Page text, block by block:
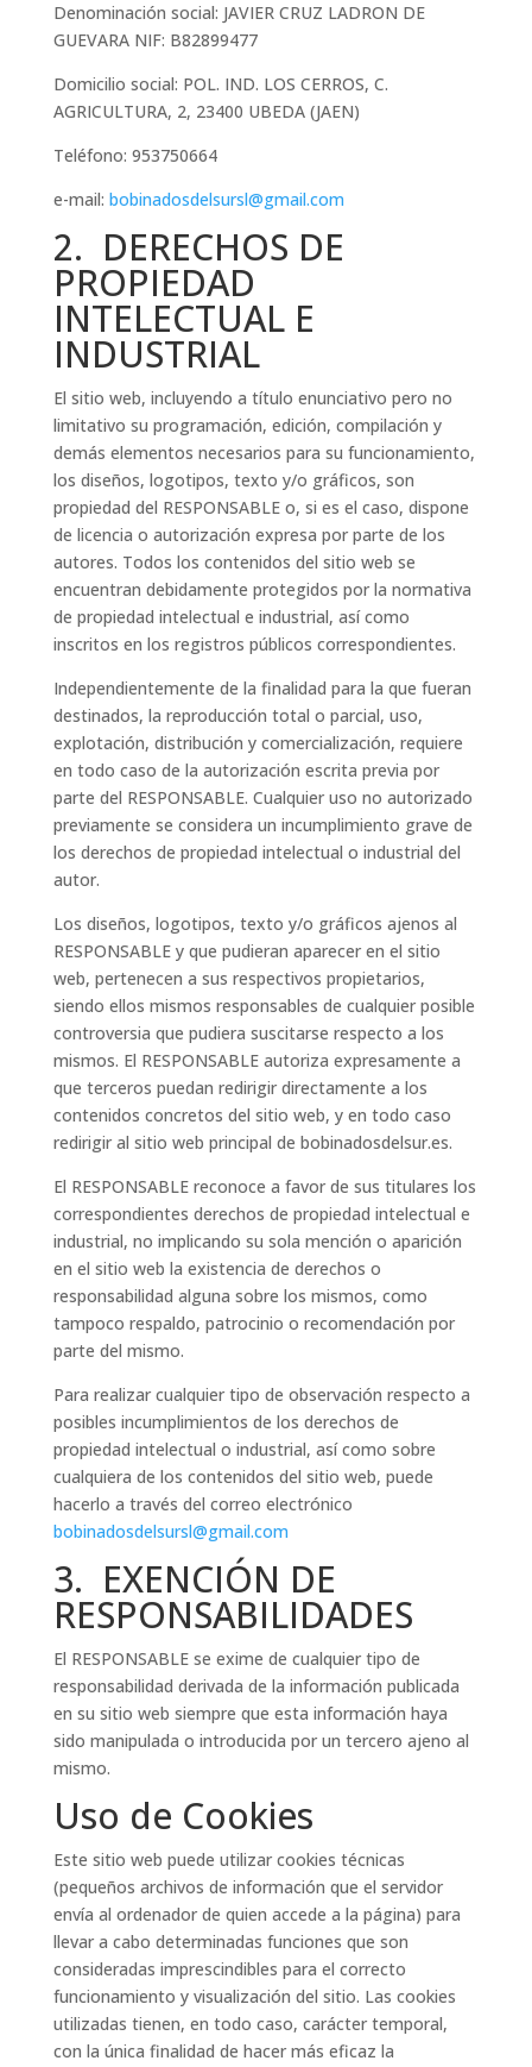
Denominación social: JAVIER CRUZ LADRON DE
GUEVARA NIF: B82899477
Domicilio social: POL. IND. LOS CERROS, C.
AGRICULTURA, 2, 23400 UBEDA (JAEN)
Teléfono: 953750664
e-mail: bobinadosdelsursl@gmail.com
2. DERECHOS DE
PROPIEDAD
INTELECTUAL E
INDUSTRIAL
El sitio web, incluyendo a título enunciativo pero no
limitativo su programación, edición, compilación y
demás elementos necesarios para su funcionamiento,
los diseños, logotipos, texto y/o gráficos, son
propiedad del RESPONSABLE o, si es el caso, dispone
de licencia o autorización expresa por parte de los
autores. Todos los contenidos del sitio web se
encuentran debidamente protegidos por la normativa
de propiedad intelectual e industrial, así como
inscritos en los registros públicos correspondientes.
Independientemente de la finalidad para la que fueran
destinados, la reproducción total o parcial, uso,
explotación, distribución y comercialización, requiere
en todo caso de la autorización escrita previa por
parte del RESPONSABLE. Cualquier uso no autorizado
previamente se considera un incumplimiento grave de
los derechos de propiedad intelectual o industrial del
autor.
Los diseños, logotipos, texto y/o gráficos ajenos al
RESPONSABLE y que pudieran aparecer en el sitio
web, pertenecen a sus respectivos propietarios,
siendo ellos mismos responsables de cualquier posible
controversia que pudiera suscitarse respecto a los
mismos. El RESPONSABLE autoriza expresamente a
que terceros puedan redirigir directamente a los
contenidos concretos del sitio web, y en todo caso
redirigir al sitio web principal de bobinadosdelsur.es.
El RESPONSABLE reconoce a favor de sus titulares los
correspondientes derechos de propiedad intelectual e
industrial, no implicando su sola mención o aparición
en el sitio web la existencia de derechos o
responsabilidad alguna sobre los mismos, como
tampoco respaldo, patrocinio o recomendación por
parte del mismo.
Para realizar cualquier tipo de observación respecto a
posibles incumplimientos de los derechos de
propiedad intelectual o industrial, así como sobre
cualquiera de los contenidos del sitio web, puede
hacerlo a través del correo electrónico
bobinadosdelsursl@gmail.com
3. EXENCIÓN DE
RESPONSABILIDADES
El RESPONSABLE se exime de cualquier tipo de
responsabilidad derivada de la información publicada
en su sitio web siempre que esta información haya
sido manipulada o introducida por un tercero ajeno al
mismo.
Uso de Cookies
Este sitio web puede utilizar cookies técnicas
(pequeños archivos de información que el servidor
envía al ordenador de quien accede a la página) para
llevar a cabo determinadas funciones que son
consideradas imprescindibles para el correcto
funcionamiento y visualización del sitio. Las cookies
utilizadas tienen, en todo caso, carácter temporal,
con la única finalidad de hacer más eficaz la